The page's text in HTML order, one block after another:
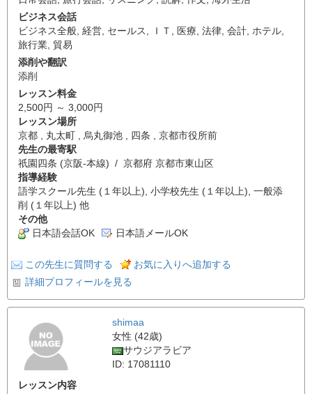
ビジネス会話
ビジネス全般 経営 セールス ＩＴ 医療 法律 会計 ホテル
旅行業 貿易
添削や翻訳
添削
レッスン料金
2,500円 ～ 3,000円
レッスン場所
京都 , 丸太町 , 烏丸御池 , 四条 , 京都市役所前
先生の最寄駅
祇園四条 (京阪-本線) / 京都府 京都市東山区
指導経験
語学スクール先生 (１年以上), 小学校先生 (１年以上), 一般添
削 (１年以上) 他
その他
日本語会話OK
日本語メールOK
この先生に質問する
お気に入りへ追加する
詳細プロフィールを見る
shimaa
女性 (42歳)
サウジアラビア
ID: 17081110
レッスン内容